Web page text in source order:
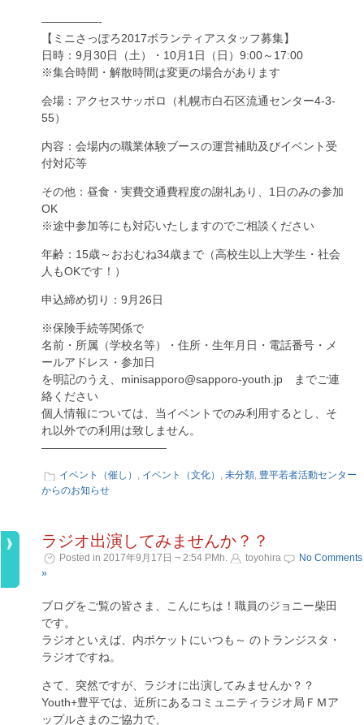
—————-
【ミニさっぽろ2017ボランティアスタッフ募集】
日時：9月30日（土）・10月1日（日）9:00～17:00
※集合時間・解散時間は変更の場合があります
会場：アクセスサッポロ（札幌市白石区流通センター4-3-
55）
内容：会場内の職業体験ブースの運営補助及びイベント受
付対応等
その他：昼食・実費交通費程度の謝礼あり、1日のみの参加
OK
※途中参加等にも対応いたしますのでご相談ください
年齢：15歳～おおむね34歳まで（高校生以上大学生・社会
人もOKです！）
申込締め切り：9月26日
※保険手続等関係で
名前・所属（学校名等）・住所・生年月日・電話番号・メ
ールアドレス・参加日
を明記のうえ、minisapporo@sapporo-youth.jp までご連
絡ください
個人情報については、当イベントでのみ利用するとし、そ
れ以外での利用は致しません。
———————————
イベント（催し） , イベント（文化） , 未分類, 豊平若者活動センター
からのお知らせ
ラジオ出演してみませんか？？
Posted in 2017年9月17日 ¬ 2:54 PMh. toyohira
No Comments
»
ブログをご覧の皆さま、こんにちは！職員のジョニー柴田
です。
ラジオといえば、内ポケットにいつも～ のトランジスタ・
ラジオですね。
さて、突然ですが、ラジオに出演してみませんか？？
Youth+豊平では、近所にあるコミュニティラジオ局ＦＭア
ップルさまのご協力で、